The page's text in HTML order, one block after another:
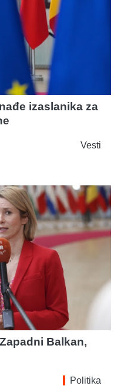
izaslanika za
Vesti
Balkan,
Politika